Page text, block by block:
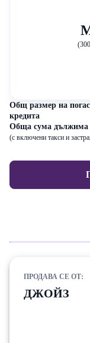
Общ размер на
кредита
Обща сума дължима
(с включени такси и
ПРОДАВА СЕ ОТ:
ДЖОЙЗ